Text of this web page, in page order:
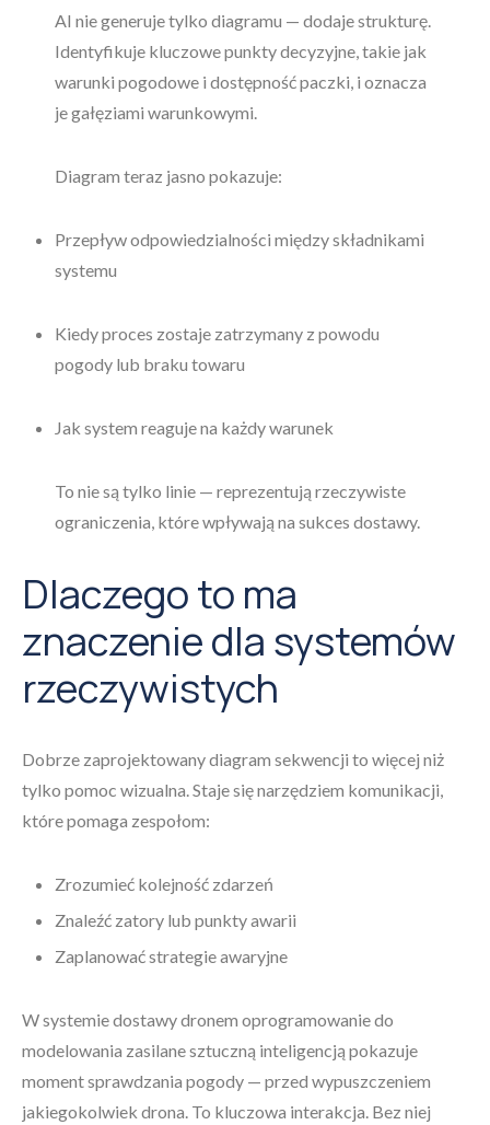
AI nie generuje tylko diagramu — dodaje strukturę.
Identyfikuje kluczowe punkty decyzyjne, takie jak
warunki pogodowe i dostępność paczki, i oznacza
je gałęziami warunkowymi.
Diagram teraz jasno pokazuje:
Przepływ odpowiedzialności między składnikami
systemu
Kiedy proces zostaje zatrzymany z powodu
pogody lub braku towaru
Jak system reaguje na każdy warunek
To nie są tylko linie — reprezentują rzeczywiste
ograniczenia, które wpływają na sukces dostawy.
Dlaczego to ma
znaczenie dla systemów
rzeczywistych
Dobrze zaprojektowany diagram sekwencji to więcej niż
tylko pomoc wizualna. Staje się narzędziem komunikacji,
które pomaga zespołom:
Zrozumieć kolejność zdarzeń
Znaleźć zatory lub punkty awarii
Zaplanować strategie awaryjne
W systemie dostawy dronem oprogramowanie do
modelowania zasilane sztuczną inteligencją pokazuje
moment sprawdzania pogody — przed wypuszczeniem
jakiegokolwiek drona. To kluczowa interakcja. Bez niej